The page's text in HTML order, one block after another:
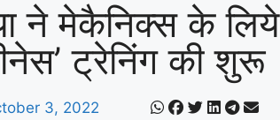
ने मेकैनिक्‍स के लिये
ट्रेनिंग की शुरू
3, 2022